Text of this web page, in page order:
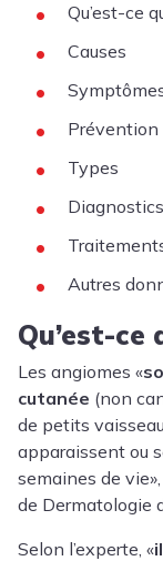
Qu’est-ce
Causes
Prévention
Types
Diagnostics
Autres
Qu’est-ce
Les angiomes «
cutanée (non
de petits
apparaissent ou
semaines de
de Dermatologie
Selon l’experte, «